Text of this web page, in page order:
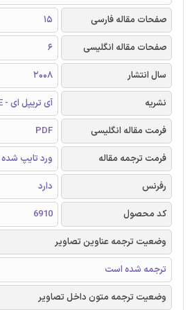
صفحات مقاله فارسی
15
صفحات مقاله انگلیسی
6
سال انتشار
2008
نشریه
آی تریپل ای - IEEE
فرمت مقاله انگلیسی
PDF
فرمت ترجمه مقاله
ورد تایپ شده
رفرنس
دارد
کد محصول
6910
وضعیت ترجمه عناوین تصاویر
ترجمه شده است
وضعیت ترجمه متون داخل تصاویر